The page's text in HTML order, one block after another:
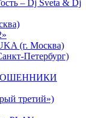
– Dj Sveta & Dj
(г. Москва)
Петербург)
третий»)